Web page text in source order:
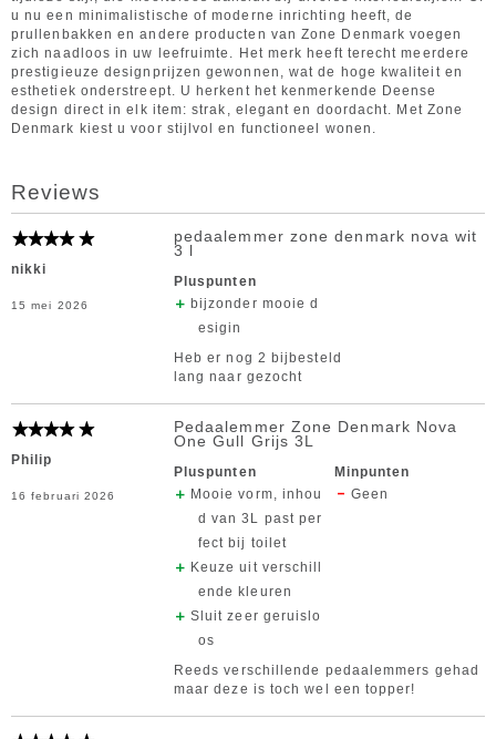
u nu een minimalistische of moderne inrichting heeft, de
prullenbakken en andere producten van Zone Denmark voegen
zich naadloos in uw leefruimte. Het merk heeft terecht meerdere
prestigieuze designprijzen gewonnen, wat de hoge kwaliteit en
esthetiek onderstreept. U herkent het kenmerkende Deense
design direct in elk item: strak, elegant en doordacht. Met Zone
Denmark kiest u voor stijlvol en functioneel wonen.
Reviews
nikki
15 mei 2026
pedaalemmer zone denmark nova wit
3 l
Pluspunten
bijzonder mooie d
esigin
Heb er nog 2 bijbesteld
lang naar gezocht
Philip
16 februari 2026
Pedaalemmer Zone Denmark Nova
One Gull Grijs 3L
Pluspunten
Mooie vorm, inhou
d van 3L past per
fect bij toilet
Keuze uit verschill
ende kleuren
Sluit zeer geruislo
os
Minpunten
Geen
Reeds verschillende pedaalemmers gehad
maar deze is toch wel een topper!